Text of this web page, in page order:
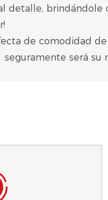
detalle, brindándole
de comodidad
seguramente será su